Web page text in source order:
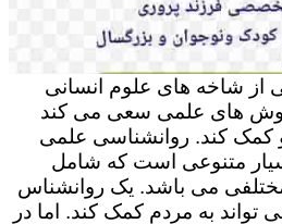
از شاخه های علوم انسانی
روش های علمی سعی می کند
کمک کند. روانشناسی علمی
متنوعی است که شامل
می باشد. یک روانشناس
به مردم کمک کند. اما در